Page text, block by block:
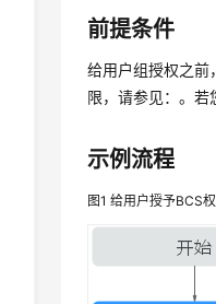
前提条件
给用户组授权之前
限，请参见：。若
示例流程
图1给用户授予BCS